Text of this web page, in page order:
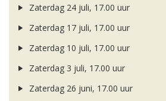
Zaterdag 24 juli, 17.00 uur
Zaterdag 17 juli, 17.00 uur
Zaterdag 10 juli, 17.00 uur
Zaterdag 3 juli, 17.00 uur
Zaterdag 26 juni, 17.00 uur